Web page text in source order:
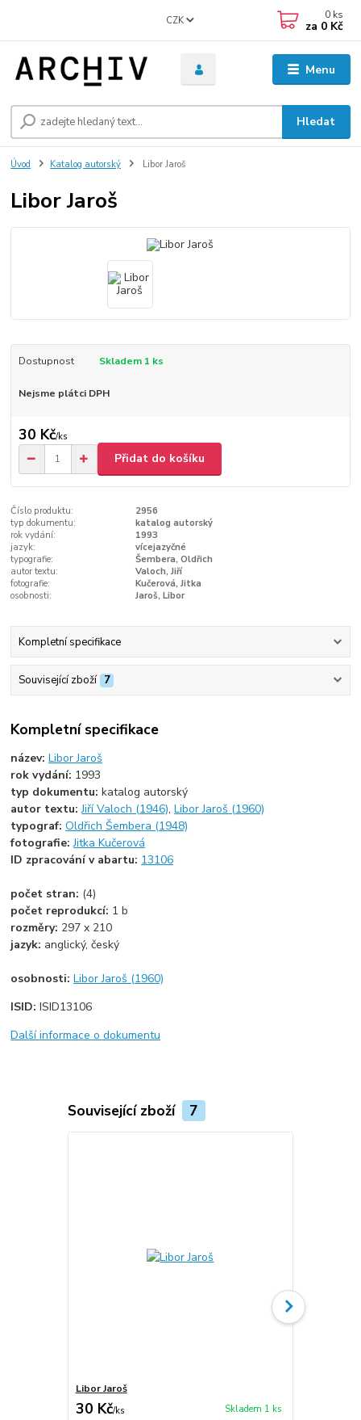
Menu
CZK
Hledat
0 ks
za 0 Kč
Úvod Katalog autorský Libor Jaroš
Libor Jaroš
Dostupnost Skladem 1 ks
Nejsme plátci DPH
30 Kč/ks
Přidat do košíku
Číslo produktu:
2956
typ dokumentu:
katalog autorský
rok vydání:
1993
jazyk:
vícejazyčné
typografie:
Šembera, Oldřich
autor textu:
Valoch, Jiří
fotografie:
Kučerová, Jitka
osobnosti:
Jaroš, Libor
Kompletní specifikace
Související zboží 7
Kompletní specifikace
název:Libor Jaroš
rok vydání: 1993
typ dokumentu:katalog autorský
autor textu:Jiří Valoch (1946),Libor Jaroš (1960)
typograf:Oldřich Šembera (1948)
fotografie:Jitka Kučerová
ID zpracování v abartu: 13106
počet stran: (4)
počet reprodukcí: 1 b
rozměry: 297 x 210
jazyk: anglický, český
osobnosti:Libor Jaroš (1960)
ISID:ISID13106
Další informace o dokumentu
Související zboží 7
Libor Jaroš
30 Kč/ks Skladem 1 ks